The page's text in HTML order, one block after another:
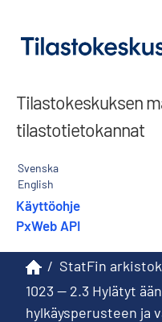
Tilastokeskuksen
tilastotietokannat
Svenska
English
Käyttöohje
PxWeb API
/ StatFin
1023 -- 2.3 Hylätyt
hylkäysperusteen ja